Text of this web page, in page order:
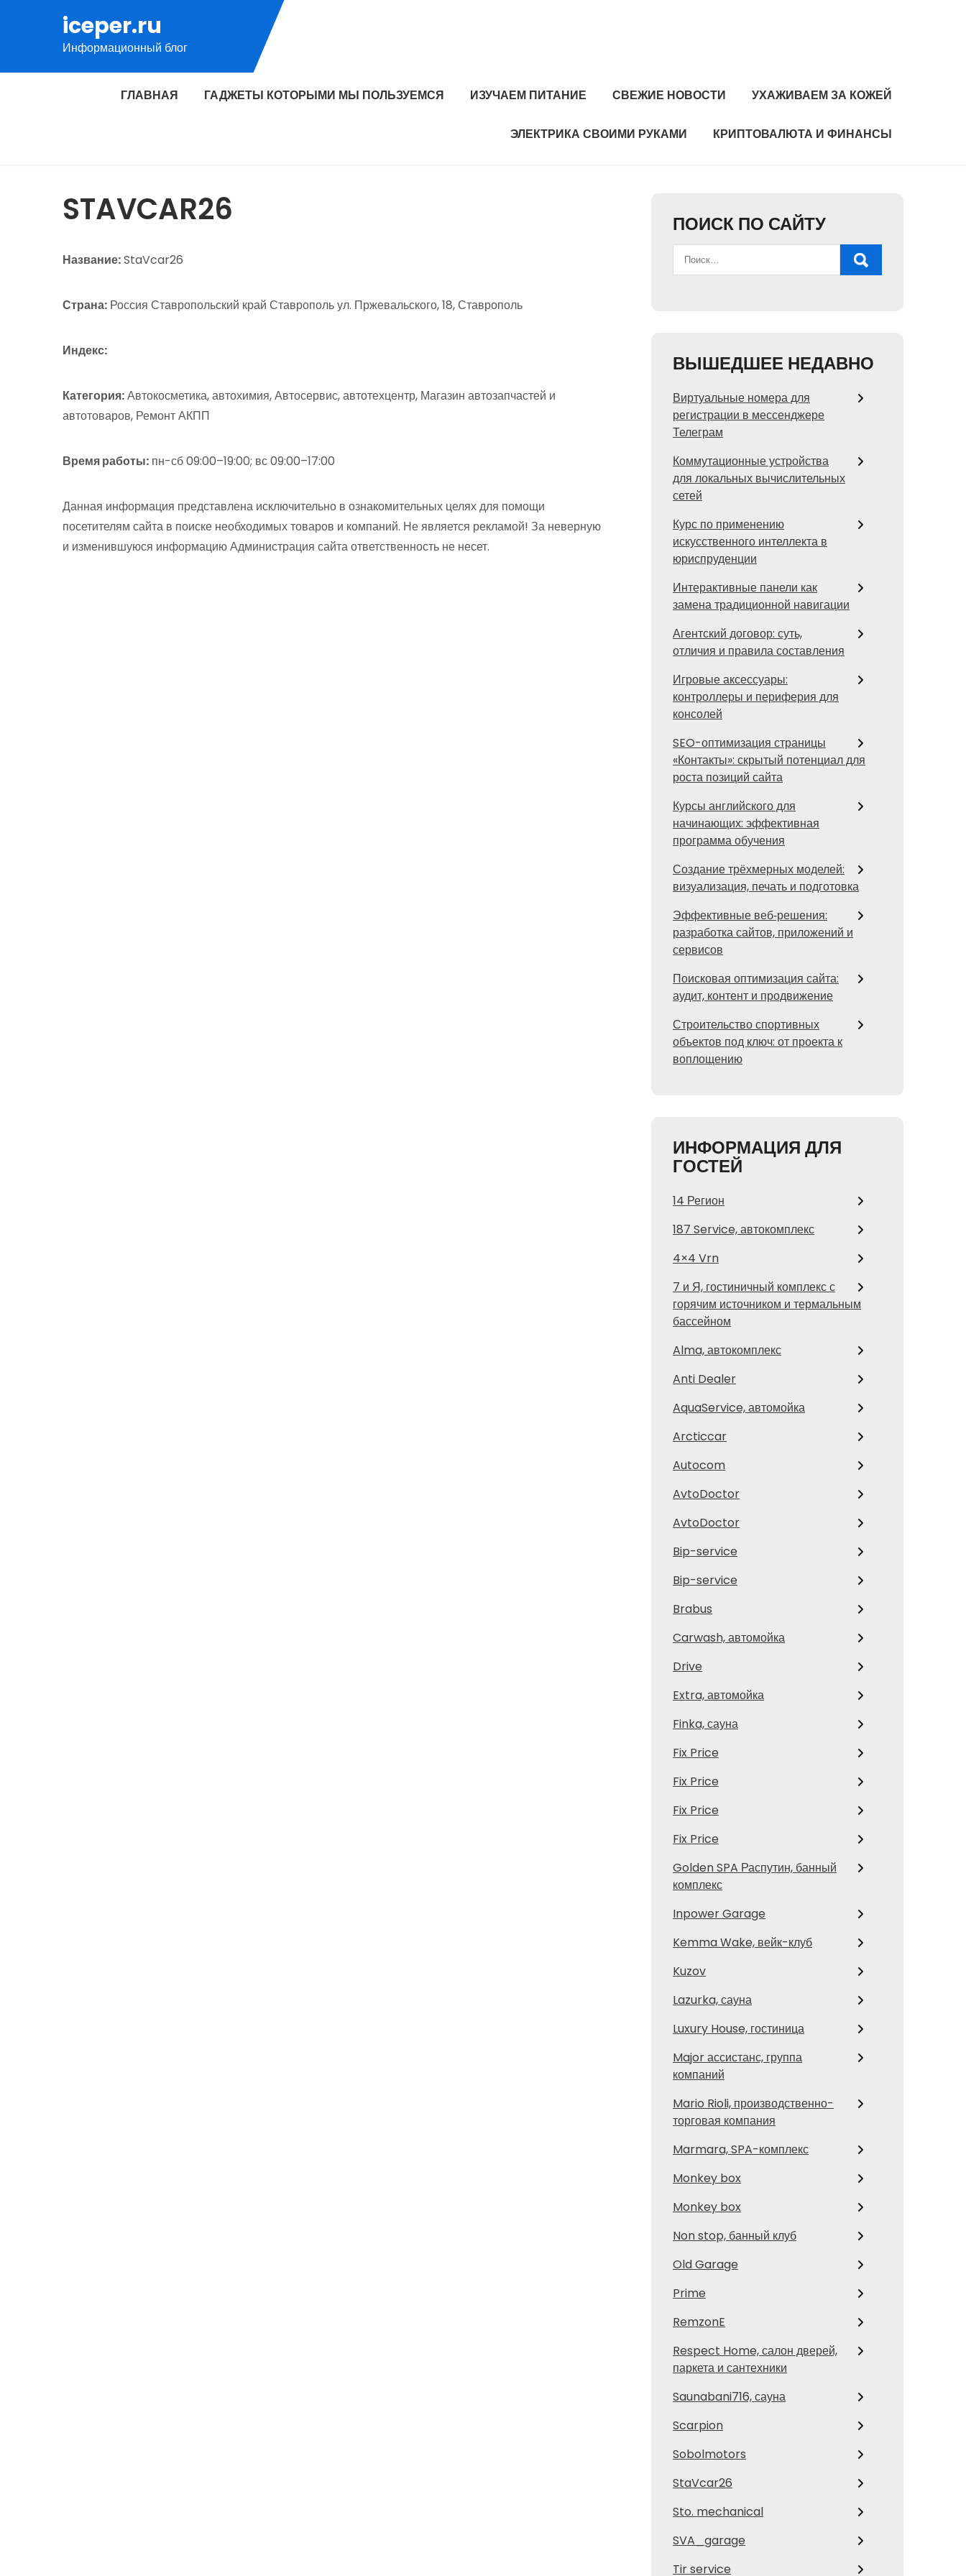
содержимому
iceper.ru
Информационный блог
ГЛАВНАЯ ГАДЖЕТЫ КОТОРЫМИ МЫ ПОЛЬЗУЕМСЯ ИЗУЧАЕМ ПИТАНИЕ СВЕЖИЕ НОВОСТИ УХАЖИВАЕМ ЗА КОЖЕЙ
ЭЛЕКТРИКА СВОИМИ РУКАМИ КРИПТОВАЛЮТА И ФИНАНСЫ
STAVCAR26
Название:StaVcar26
Страна: Россия Ставропольский край Ставрополь ул. Пржевальского, 18, Ставрополь
Индекс:
Категория:Автокосметика, автохимия, Автосервис, автотехцентр, Магазин автозапчастей и
автотоваров, Ремонт АКПП
Время работы: пн-сб 09:00–19:00; вс 09:00–17:00
Данная информация представлена исключительно в ознакомительных целях для помощи
посетителям сайта в поиске необходимых товаров и компаний. Не является рекламой! За неверную
и изменившуюся информацию Администрация сайта ответственность не несет.
ПОИСК ПО САЙТУ
ВЫШЕДШЕЕ НЕДАВНО
Виртуальные номера для
регистрации в мессенджере
Телеграм
Коммутационные устройства
для локальных вычислительных
сетей
Курс по применению
искусственного интеллекта в
юриспруденции
Интерактивные панели как
замена традиционной навигации
Агентский договор: суть,
отличия и правила составления
Игровые аксессуары:
контроллеры и периферия для
консолей
SEO-оптимизация страницы
«Контакты»: скрытый потенциал для
роста позиций сайта
Курсы английского для
начинающих: эффективная
программа обучения
Создание трёхмерных моделей:
визуализация, печать и подготовка
Эффективные веб‑решения:
разработка сайтов, приложений и
сервисов
Поисковая оптимизация сайта:
аудит, контент и продвижение
Строительство спортивных
объектов под ключ: от проекта к
воплощению
ИНФОРМАЦИЯ ДЛЯ
ГОСТЕЙ
14 Регион
187 Service, автокомплекс
4×4 Vrn
7 и Я, гостиничный комплекс с
горячим источником и термальным
бассейном
Alma, автокомплекс
Anti Dealer
AquaService, автомойка
Arcticcar
Autocom
AvtoDoctor
AvtoDoctor
Bip-service
Bip-service
Brabus
Carwash, автомойка
Drive
Extra, автомойка
Finka, сауна
Fix Price
Fix Price
Fix Price
Fix Price
Golden SPA Распутин, банный
комплекс
Inpower Garage
Kemma Wake, вейк-клуб
Kuzov
Lazurka, сауна
Luxury House, гостиница
Major ассистанс, группа
компаний
Mario Rioli, производственно-
торговая компания
Marmara, SPA-комплекс
Monkey box
Monkey box
Non stop, банный клуб
Old Garage
Prime
RemzonE
Respect Home, салон дверей,
паркета и сантехники
Saunabani716, сауна
Scarpion
Sobolmotors
StaVcar26
Sto. mechanical
SVA_garage
Tir service